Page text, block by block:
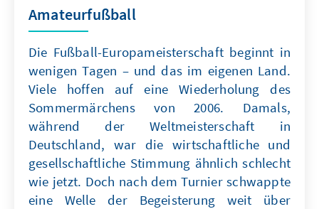
Amateurfußball
Die Fußball-Europameisterschaft beginnt in
wenigen Tagen – und das im eigenen Land.
Viele hoffen auf eine Wiederholung des
Sommermärchens von 2006. Damals,
während der Weltmeisterschaft in
Deutschland, war die wirtschaftliche und
gesellschaftliche Stimmung ähnlich schlecht
wie jetzt. Doch nach dem Turnier schwappte
eine Welle der Begeisterung weit über